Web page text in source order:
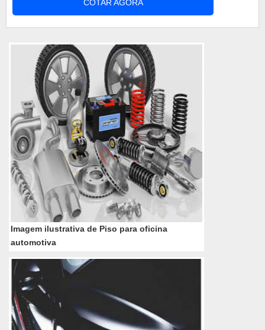
COTAR AGORA
Imagem ilustrativa de Piso para oficina
automotiva